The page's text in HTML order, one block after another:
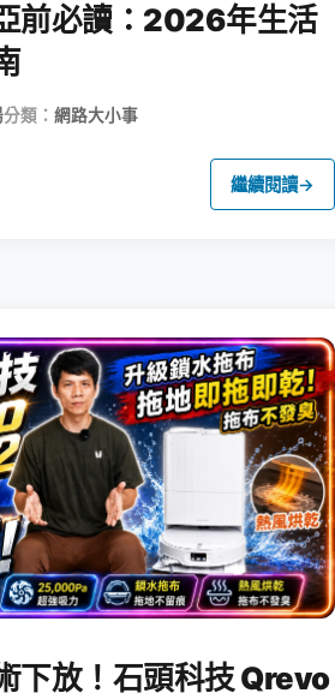
前必讀：2026年生活
分類： 網路大小事
繼續閱讀→
下放！石頭科技 Qrevo